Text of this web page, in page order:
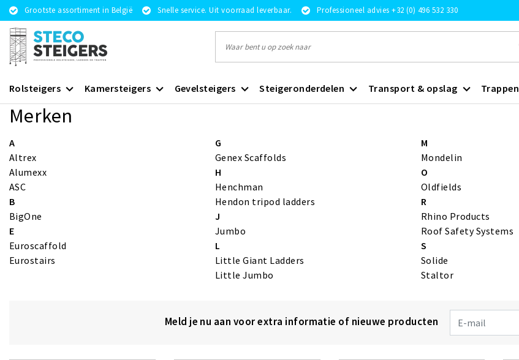
Grootste assortiment in België Snelle service. Uit voorraad leverbaar. Professioneel advies +32 (0) 496 532 330
Rolsteigers Kamersteigers Gevelsteigers Steigeronderdelen Transport & opslag Trappen
Merken
A
Altrex
Alumexx
ASC
B
BigOne
E
Euroscaffold
Eurostairs
G
Genex Scaffolds
H
Henchman
Hendon tripod ladders
J
Jumbo
L
Little Giant Ladders
Little Jumbo
M
Mondelin
O
Oldfields
R
Rhino Products
Roof Safety Systems
S
Solide
Staltor
Meld je nu aan voor extra informatie of nieuwe producten